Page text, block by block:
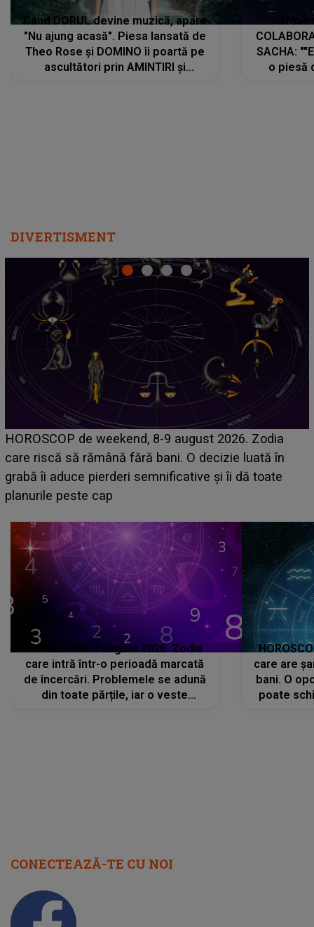
Când DORUL devine muzică, apare
"Nu ajung acasă". Piesa lansată de
Theo Rose și DOMINO îi poartă pe
ascultători prin AMINTIRI și
SACHA:
o piesă
DIVERTISMENT
Emanuel a ținut ACEST DETALIU ASCUNS până
acum! În fața Alexandrei, concurentul din Casa Iubirii
face o MĂRTURISIRE NEAȘTEPTATĂ despre mama
sa: "I-am spus și ei în față, eu nu te iubesc pentru
HOROSCOP 7 august 2026. Zodia
care intră într-o perioadă marcată
de încercări. Problemele se adună
din toate părțile, iar o veste
care are
bani. O
poate
CONECTEAZĂ-TE CU NOI